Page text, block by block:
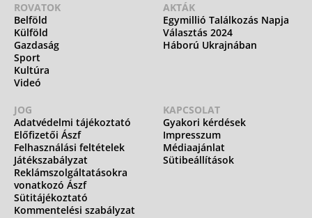
ROVATOK
Belföld
Külföld
Gazdaság
Sport
Kultúra
Videó
AKTÁK
Egymillió Találkozás Napja
Választás 2024
Háború Ukrajnában
JOG
Adatvédelmi tájékoztató
Előfizetői Ászf
Felhasználási feltételek
Játékszabályzat
Reklámszolgáltatásokra
vonatkozó Ászf
Sütitájékoztató
Kommentelési szabályzat
KAPCSOLAT
Gyakori kérdések
Impresszum
Médiaajánlat
Sütibeállítások